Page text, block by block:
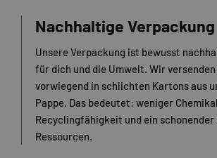
Nachhaltige Verpackung
Unsere Verpackung ist bewusst
für dich und die Umwelt. Wir
vorwiegend in schlichten Kartons aus
Pappe. Das bedeutet: weniger
Recyclingfähigkeit und ein schonender
Ressourcen.